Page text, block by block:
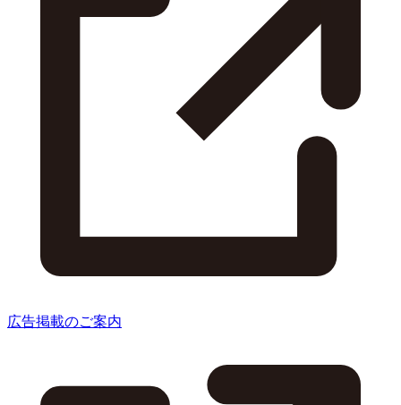
広告掲載のご案内